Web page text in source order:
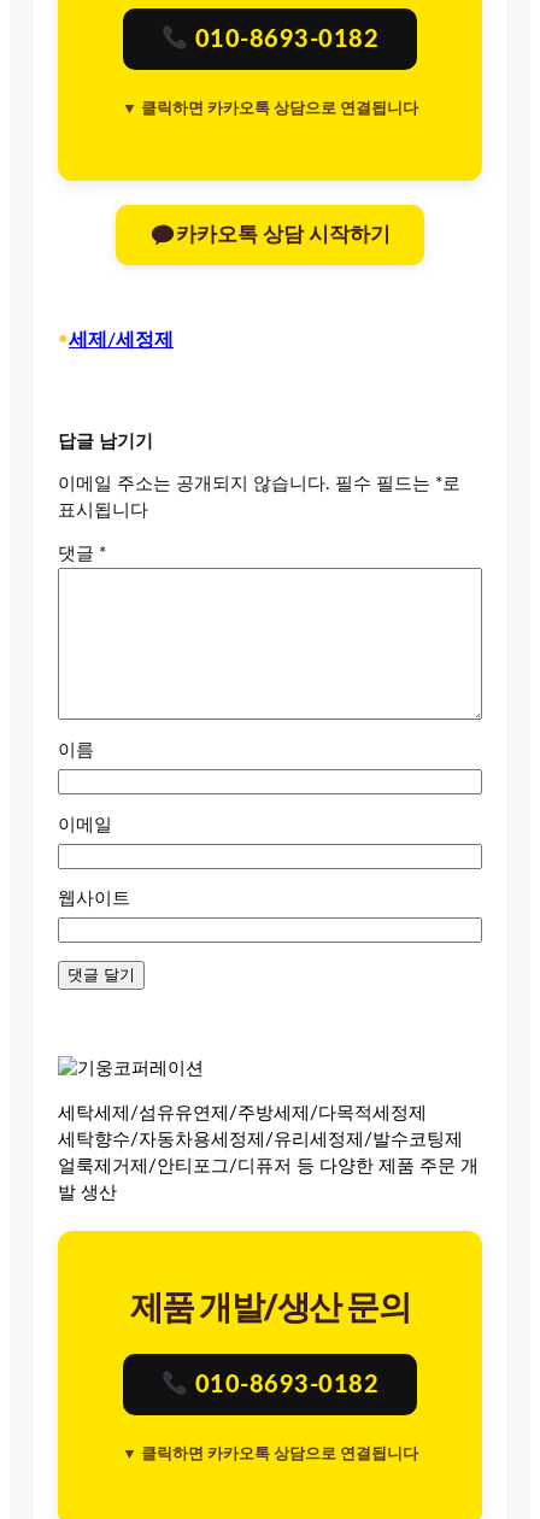
010-8693-0182
▼ 클릭하면 카카오톡 상담으로 연결됩니다
카카오톡 상담 시작하기
•세제/세정제
답글 남기기
이메일 주소는 공개되지 않습니다. 필수 필드는 *로
표시됩니다
댓글 *
이름
이메일
웹사이트
세탁세제/섬유유연제/주방세제/다목적세정제
세탁향수/자동차용세정제/유리세정제/발수코팅제
얼룩제거제/안티포그/디퓨저 등 다양한 제품 주문 개
발 생산
제품 개발/생산 문의
010-8693-0182
▼ 클릭하면 카카오톡 상담으로 연결됩니다